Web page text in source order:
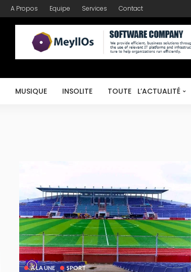
A Propos Equipe Services Contact
MUSIQUE INSOLITE TOUTE L’ACTUALITÉ
A LA UNE SPORT